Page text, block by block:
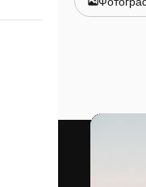
Видео